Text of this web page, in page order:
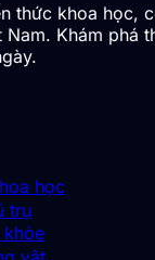
thức khoa học,
Nam. Khám phá
học
trụ